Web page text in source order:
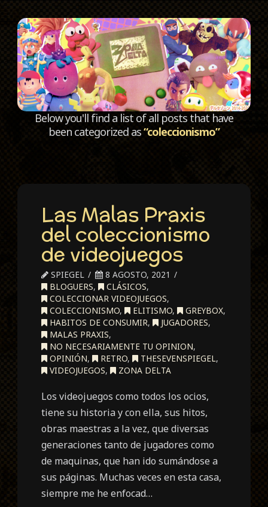
Below you'll find a list of all posts that have
been categorized as“coleccionismo”
Las Malas Praxis
del coleccionismo
de videojuegos
SPIEGEL
8 AGOSTO, 2021
BLOGUERS, CLÁSICOS,
COLECCIONAR VIDEOJUEGOS,
COLECCIONISMO, ELITISMO, GREYBOX,
HABITOS DE CONSUMIR, JUGADORES,
MALAS PRAXIS,
NO NECESARIAMENTE TU OPINION,
OPINIÓN, RETRO, THESEVENSPIEGEL,
VIDEOJUEGOS, ZONA DELTA
Los videojuegos como todos los ocios,
tiene su historia y con ella, sus hitos,
obras maestras a la vez, que diversas
generaciones tanto de jugadores como
de maquinas, que han ido sumándose a
sus páginas. Muchas veces en esta casa,
siempre me he enfocad…